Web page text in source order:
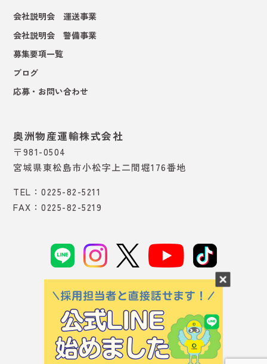
会社説明会 運送事業
会社説明会 警備事業
募集要項一覧
ブログ
応募・お問い合わせ
奥洲物産運輸株式会社
〒981-0504
宮城県東松島市小松字上二間堀176番地
TEL：0225-82-5211
FAX：0225-82-5219